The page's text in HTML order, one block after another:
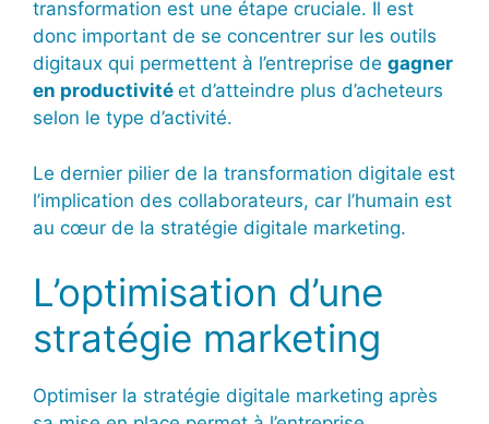
transformation est une étape cruciale. Il est
donc important de se concentrer sur les outils
digitaux qui permettent à l’entreprise de gagner
en productivité et d’atteindre plus d’acheteurs
selon le type d’activité.
Le dernier pilier de la transformation digitale est
l’implication des collaborateurs, car l’humain est
au cœur de la stratégie digitale marketing.
L’optimisation d’une
stratégie marketing
Optimiser la stratégie digitale marketing après